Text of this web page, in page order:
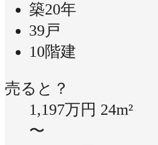
築20年
39戸
10階建
売ると？
1,197万円 24m²
〜